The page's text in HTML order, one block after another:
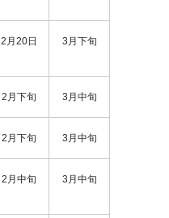
2月20日 3月下旬
2月下旬 3月中旬
2月下旬 3月中旬
2月中旬 3月中旬